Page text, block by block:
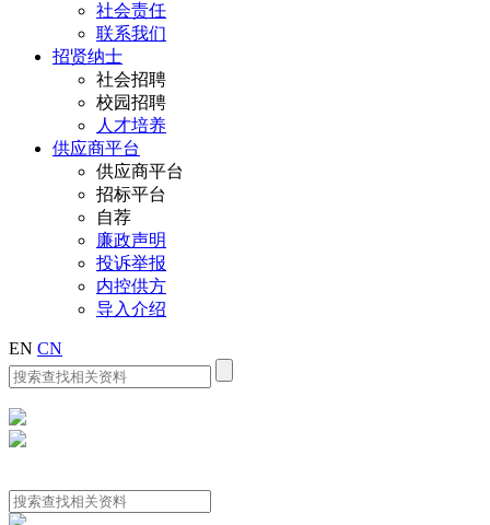
社会责任
联系我们
招贤纳士
社会招聘
校园招聘
人才培养
供应商平台
供应商平台
招标平台
自荐
廉政声明
投诉举报
内控供方
导入介绍
EN CN